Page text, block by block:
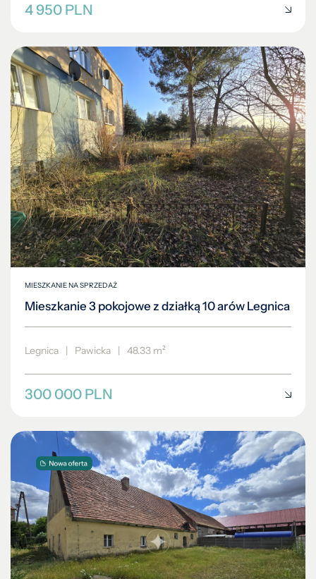
4 950 PLN
MIESZKANIE NA SPRZEDAŻ
Mieszkanie 3 pokojowe z działką 10 arów Legnica
Legnica | Pawicka | 48.33 m²
300 000 PLN